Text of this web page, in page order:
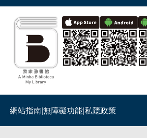
網站指南|無障礙功能|私隱政策